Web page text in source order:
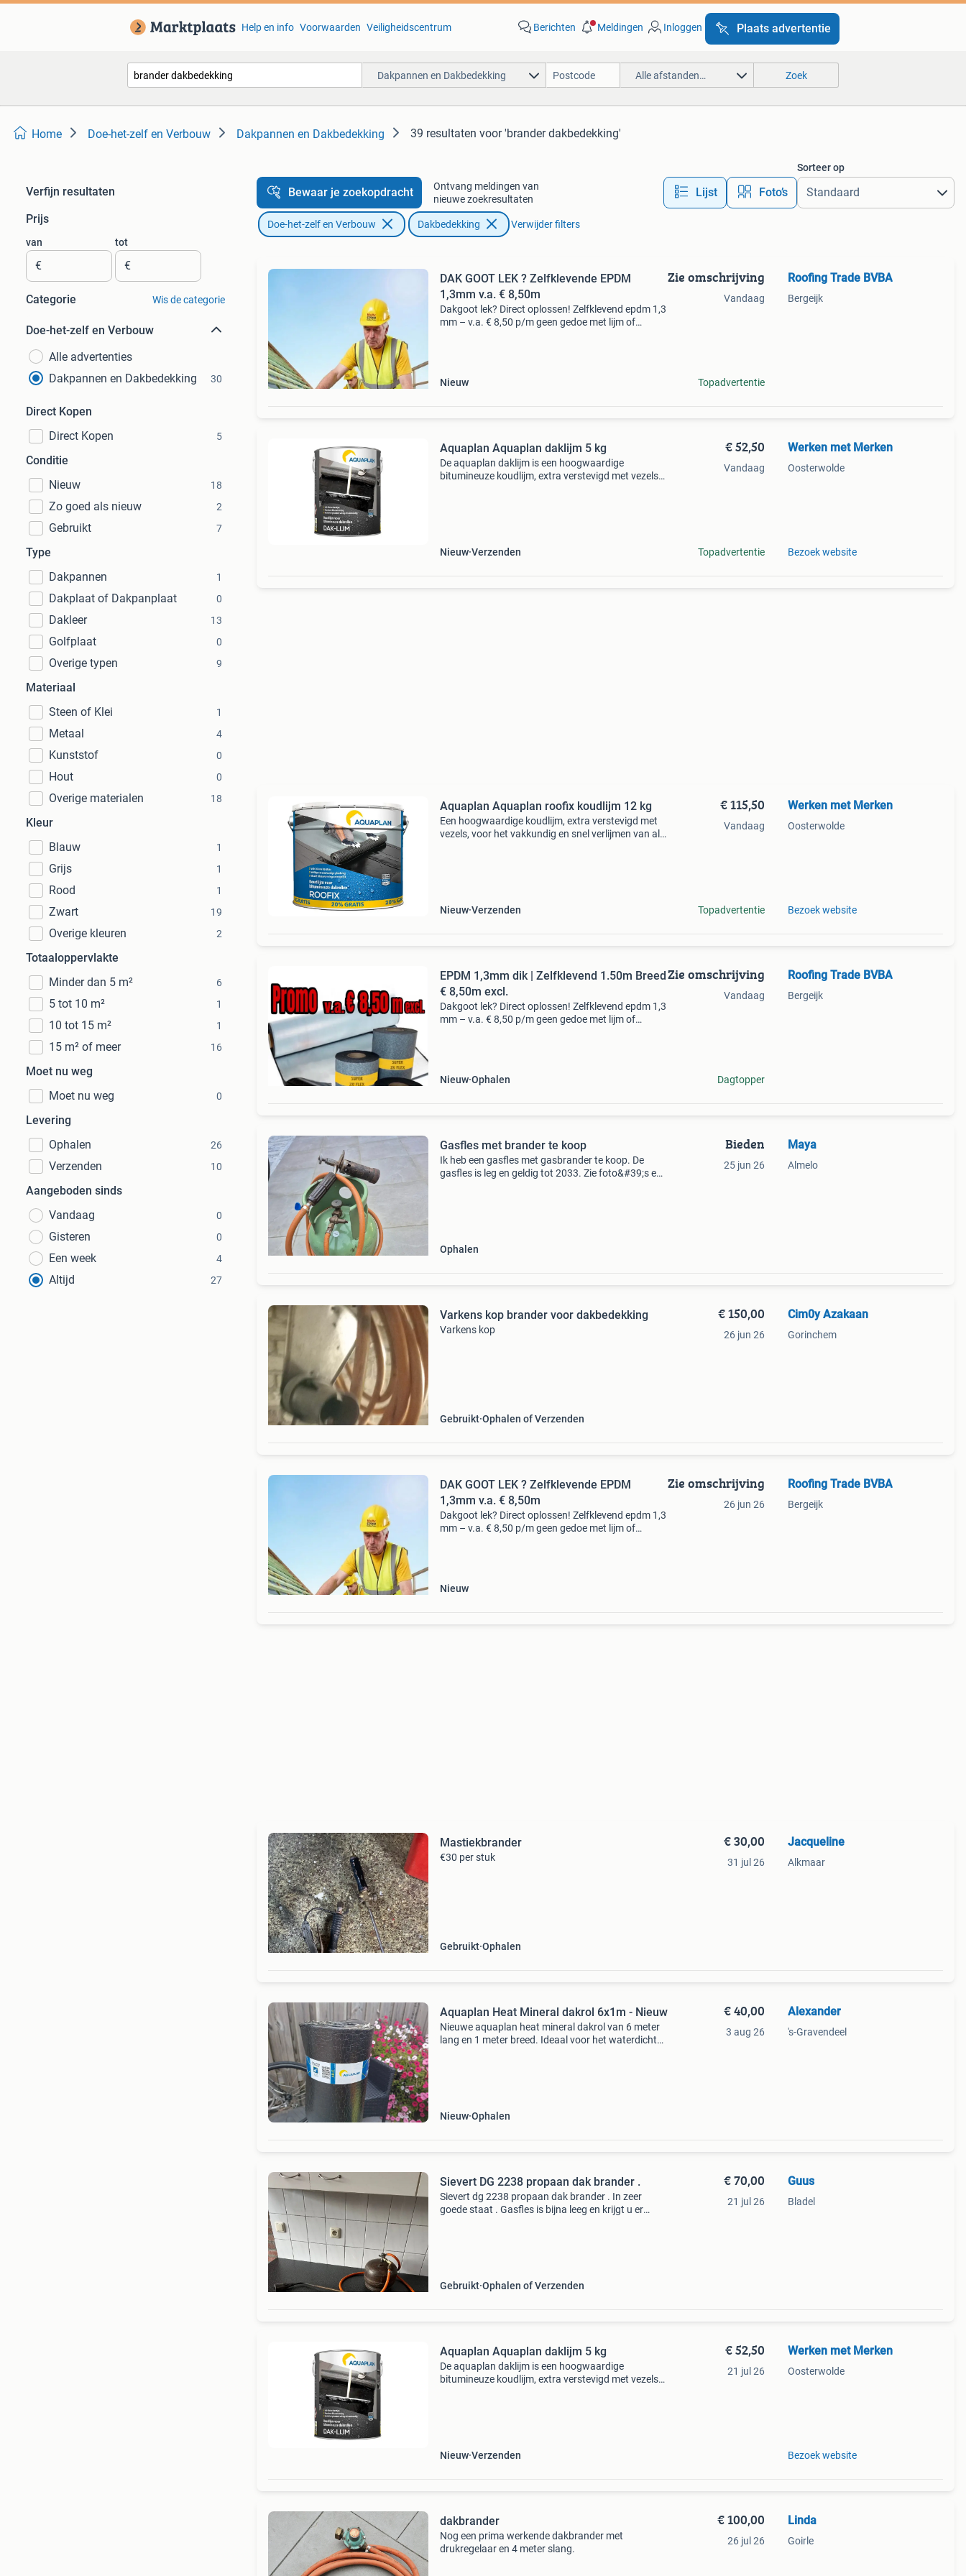
Help en info Voorwaarden Veiligheidscentrum Berichten Meldingen Inloggen Plaats advertentie
Dakpannen en Dakbedekking Alle afstanden… Zoek
Home Doe-het-zelf en Verbouw Dakpannen en Dakbedekking 39 resultaten voor 'brander dakbedekking'
Verfijn resultaten
Prijs
van
€
tot
€
Categorie Wis de categorie
Doe-het-zelf en Verbouw
Alle advertenties
Dakpannen en Dakbedekking
30
Direct Kopen
Direct Kopen
5
Conditie
Nieuw
18
Zo goed als nieuw 2
Gebruikt 7
Type
Dakpannen
1
Dakplaat of Dakpanplaat 0
Dakleer 13
Golfplaat 0
Overige typen 9
Materiaal
Steen of Klei
1
Metaal 4
Kunststof 0
Hout 0
Overige materialen 18
Kleur
Blauw
1
Grijs 1
Rood 1
Zwart 19
Overige kleuren 2
Totaaloppervlakte
Minder dan 5 m²
6
5 tot 10 m² 1
10 tot 15 m² 1
15 m² of meer 16
Moet nu weg
Moet nu weg
0
Levering
Ophalen
26
Verzenden 10
Aangeboden sinds
Vandaag
0
Gisteren 0
Een week 4
Altijd 27
Bewaar je zoekopdracht
Ontvang meldingen van
nieuwe zoekresultaten
Lijst Foto’s
Sorteer op
Doe-het-zelf en Verbouw Dakbedekking Verwijder filters
DAK GOOT LEK ? Zelfklevende EPDM
1,3mm v.a. € 8,50m
Dakgoot lek? Direct oplossen! Zelfklevend epdm 1,3
mm – v.a. € 8,50 p/m geen gedoe met lijm of
Nieuw
Zie omschrijving
Vandaag
Topadvertentie
Roofing Trade BVBA
Bergeijk
Aquaplan Aquaplan daklijm 5 kg
De aquaplan daklijm is een hoogwaardige
bitumineuze koudlijm, extra verstevigd met vezels
Nieuw Verzenden
€ 52,50
Vandaag
Topadvertentie
Werken met Merken
Oosterwolde
Bezoek website
Aquaplan Aquaplan roofix koudlijm 12 kg
Een hoogwaardige koudlijm, extra verstevigd met
vezels, voor het vakkundig en snel verlijmen van alle
Nieuw Verzenden
€ 115,50
Vandaag
Topadvertentie
Werken met Merken
Oosterwolde
Bezoek website
EPDM 1,3mm dik | Zelfklevend 1.50m Breed
€ 8,50m excl.
Dakgoot lek? Direct oplossen! Zelfklevend epdm 1,3
mm – v.a. € 8,50 p/m geen gedoe met lijm of
Nieuw Ophalen
Zie omschrijving
Vandaag
Dagtopper
Roofing Trade BVBA
Bergeijk
Gasfles met brander te koop
Ik heb een gasfles met gasbrander te koop. De
gasfles is leg en geldig tot 2033. Zie foto&#39;s en
Ophalen
Bieden
25 jun 26
Maya
Almelo
Varkens kop brander voor dakbedekking
Varkens kop
Gebruikt Ophalen of Verzenden
€ 150,00
26 jun 26
Cim0y Azakaan
Gorinchem
DAK GOOT LEK ? Zelfklevende EPDM
1,3mm v.a. € 8,50m
Dakgoot lek? Direct oplossen! Zelfklevend epdm 1,3
mm – v.a. € 8,50 p/m geen gedoe met lijm of
Nieuw
Zie omschrijving
26 jun 26
Roofing Trade BVBA
Bergeijk
Mastiekbrander
€30 per stuk
Gebruikt Ophalen
€ 30,00
31 jul 26
Jacqueline
Alkmaar
Aquaplan Heat Mineral dakrol 6x1m - Nieuw
Nieuwe aquaplan heat mineral dakrol van 6 meter
lang en 1 meter breed. Ideaal voor het waterdicht
Nieuw Ophalen
€ 40,00
3 aug 26
Alexander
's-Gravendeel
Sievert DG 2238 propaan dak brander .
Sievert dg 2238 propaan dak brander . In zeer
goede staat . Gasfles is bijna leeg en krijgt u er
Gebruikt Ophalen of Verzenden
€ 70,00
21 jul 26
Guus
Bladel
Aquaplan Aquaplan daklijm 5 kg
De aquaplan daklijm is een hoogwaardige
bitumineuze koudlijm, extra verstevigd met vezels
Nieuw Verzenden
€ 52,50
21 jul 26
Werken met Merken
Oosterwolde
Bezoek website
dakbrander
Nog een prima werkende dakbrander met
drukregelaar en 4 meter slang.
€ 100,00
26 jul 26
Linda
Goirle